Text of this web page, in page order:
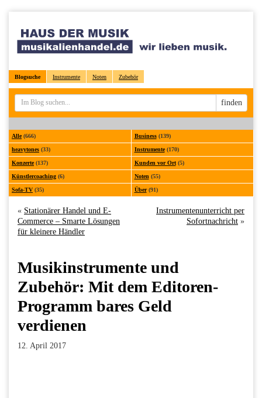
Blogsuche Instrumente Noten Zubehör
Sucheingabe
finden
Alle(666) Business(139)
heavytones (33) Instrumente(170)
Konzerte(137) Kunden vor Ort(5)
Künstlercoaching (6) Noten (55)
Sofa-TV (35) Über(91)
« Stationärer Handel und E-
Commerce – Smarte Lösungen
für kleinere Händler
Instrumentenunterricht per
Sofortnachricht »
Musikinstrumente und
Zubehör: Mit dem Editoren-
Programm bares Geld
verdienen
12. April 2017